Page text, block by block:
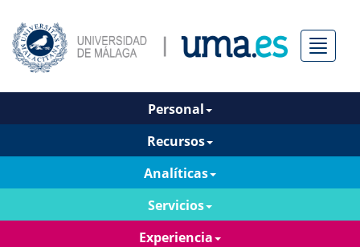
Menú
Personal
Recursos
Analíticas
Servicios
Experiencia